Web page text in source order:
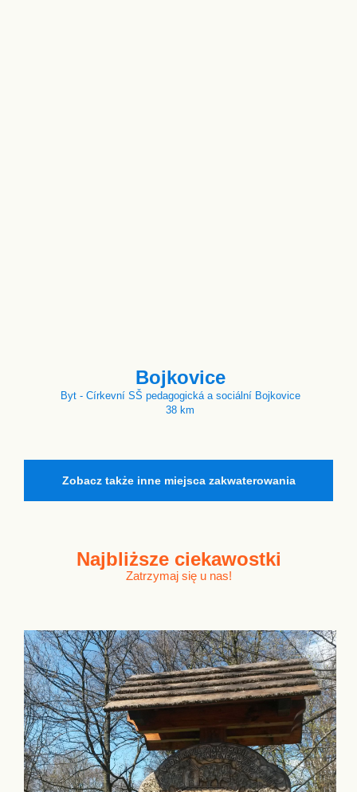
Bojkovice
Byt - Církevní SŠ pedagogická a sociální Bojkovice
38 km
Zobacz także inne miejsca zakwaterowania
Najbliższe ciekawostki
Zatrzymaj się u nas!